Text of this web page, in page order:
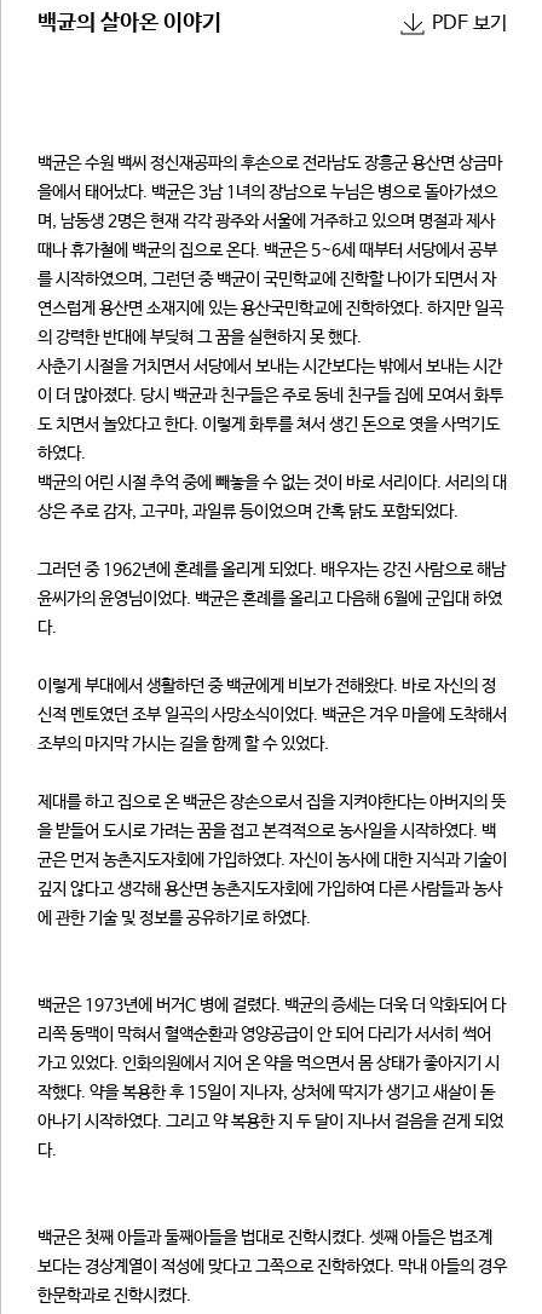
백균의 살아온 이야기 PDF 보기
백균은 수원 백씨 정신재공파의 후손으로 전라남도 장흥군 용산면 상금마
을에서 태어났다. 백균은 3남 1녀의 장남으로 누님은 병으로 돌아가셨으
며, 남동생 2명은 현재 각각 광주와 서울에 거주하고 있으며 명절과 제사
때나 휴가철에 백균의 집으로 온다. 백균은 5~6세 때부터 서당에서 공부
를 시작하였으며, 그런던 중 백균이 국민학교에 진학할 나이가 되면서 자
연스럽게 용산면 소재지에 있는 용산국민학교에 진학하였다. 하지만 일곡
의 강력한 반대에 부딪혀 그 꿈을 실현하지 못 했다.
사춘기 시절을 거치면서 서당에서 보내는 시간보다는 밖에서 보내는 시간
이 더 많아졌다. 당시 백균과 친구들은 주로 동네 친구들 집에 모여서 화투
도 치면서 놀았다고 한다. 이렇게 화투를 쳐서 생긴 돈으로 엿을 사먹기도
하였다.
백균의 어린 시절 추억 중에 빼놓을 수 없는 것이 바로 서리이다. 서리의 대
상은 주로 감자, 고구마, 과일류 등이었으며 간혹 닭도 포함되었다.
그러던 중 1962년에 혼례를 올리게 되었다. 배우자는 강진 사람으로 해남
윤씨가의 윤영님이었다. 백균은 혼례를 올리고 다음해 6월에 군입대 하였
다.
이렇게 부대에서 생활하던 중 백균에게 비보가 전해왔다. 바로 자신의 정
신적 멘토였던 조부 일곡의 사망소식이었다. 백균은 겨우 마을에 도착해서
조부의 마지막 가시는 길을 함께 할 수 있었다.
제대를 하고 집으로 온 백균은 장손으로서 집을 지켜야한다는 아버지의 뜻
을 받들어 도시로 가려는 꿈을 접고 본격적으로 농사일을 시작하였다. 백
균은 먼저 농촌지도자회에 가입하였다. 자신이 농사에 대한 지식과 기술이
깊지 않다고 생각해 용산면 농촌지도자회에 가입하여 다른 사람들과 농사
에 관한 기술 및 정보를 공유하기로 하였다.
백균은 1973년에 버거C 병에 걸렸다. 백균의 증세는 더욱 더 악화되어 다
리쪽 동맥이 막혀서 혈액순환과 영양공급이 안 되어 다리가 서서히 썩어
가고 있었다. 인화의원에서 지어 온 약을 먹으면서 몸 상태가 좋아지기 시
작했다. 약을 복용한 후 15일이 지나자, 상처에 딱지가 생기고 새살이 돋
아나기 시작하였다. 그리고 약 복용한 지 두 달이 지나서 걸음을 걷게 되었
다.
백균은 첫째 아들과 둘째아들을 법대로 진학시켰다. 셋째 아들은 법조계
보다는 경상계열이 적성에 맞다고 그쪽으로 진학하였다. 막내 아들의 경우
한문학과로 진학시켰다.